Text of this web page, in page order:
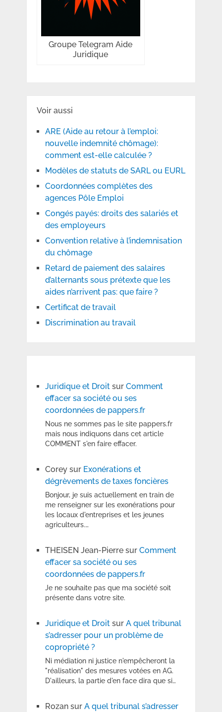
Groupe Telegram Aide
Juridique
Voir aussi
ARE (Aide au retour à l’emploi:
nouvelle indemnité chômage):
comment est-elle calculée ?
Modèles de statuts de SARL ou EURL
Coordonnées complètes des
agences Pôle Emploi
Congés payés: droits des salariés et
des employeurs
Convention relative à l’indemnisation
du chômage
Retard de paiement des salaires
d’alternants sous prétexte que les
aides n’arrivent pas: que faire ?
Certificat de travail
Discrimination au travail
Juridique et Droitsur Comment
effacer sa société ou ses
coordonnées de pappers.fr
Nous ne sommes pas le site pappers.fr
mais nous indiquons dans cet article
COMMENT s'en faire effacer.
Coreysur Exonérations et
dégrèvements de taxes foncières
Bonjour, je suis actuellement en train de
me renseigner sur les exonérations pour
les locaux d'entreprises et les jeunes
agriculteurs.…
THEISEN Jean-Pierresur Comment
effacer sa société ou ses
coordonnées de pappers.fr
Je ne souhaite pas que ma société soit
présente dans votre site.
Juridique et Droitsur A quel tribunal
s’adresser pour un problème de
copropriété ?
Ni médiation ni justice n'empêcheront la
"réalisation" des mesures votées en AG.
D'ailleurs, la partie d'en face dira que si…
Rozansur A quel tribunal s’adresser